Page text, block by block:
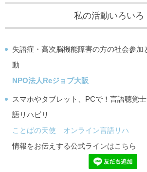
私の活動いろいろ
失語症・高次脳機能障害の方の社会参加
動
NPO法人Reジョブ大阪
スマホやタブレット、PCで！言語聴覚
語リハビリ
ことばの天使 オンライン言語リハ
情報をお伝えする公式ラインはこちら